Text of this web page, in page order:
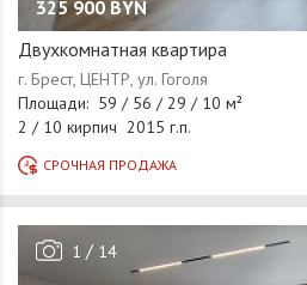
325 900 BYN
Двухкомнатная квартира
1 / 14